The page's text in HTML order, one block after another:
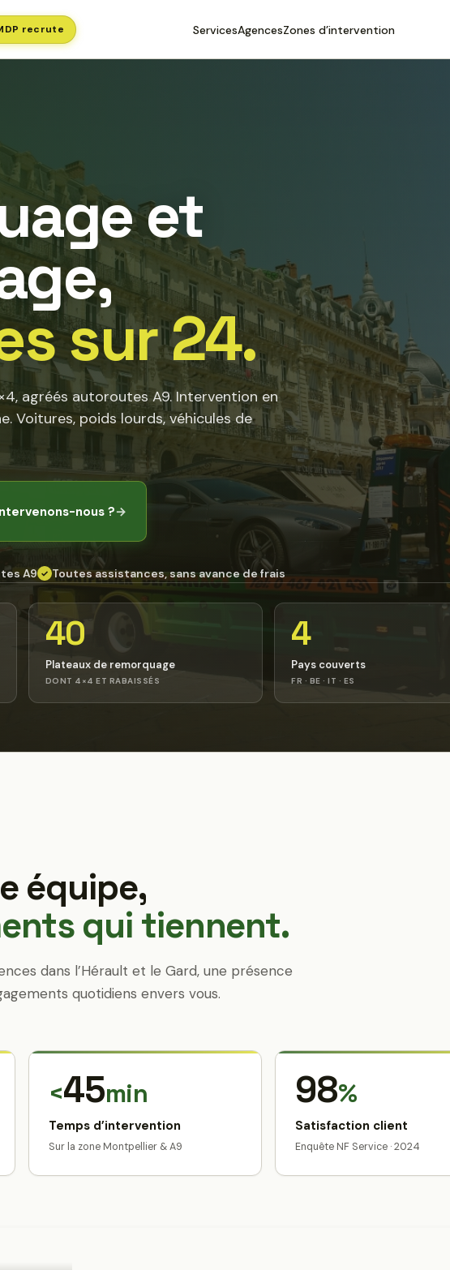
recrute ServicesAgencesZones d’intervention
et
sur 24.
agréés autoroutes A9. Intervention en
Voitures, poids lourds, véhicules de
nous ?→
A9 ✓ Toutes assistances, sans avance de frais
40
Plateaux de remorquage
DONT 4×4 ET RABAISSÉS
4
Pays couverts
FR · BE · IT · ES
équipe,
qui tiennent.
dans l’Hérault et le Gard, une présence
quotidiens envers vous.
<45min
Temps d’intervention
Sur la zone Montpellier & A9
98%
Satisfaction client
Enquête NF Service · 2024